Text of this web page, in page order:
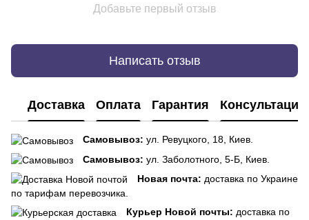
Добавьте первый отзыв
Написать отзыв
Доставка Оплата Гарантия Консультация
Самовывоз: ул. Ревуцкого, 18, Киев.
Самовывоз: ул. Заболотного, 5-Б, Киев.
Новая почта: доставка по Украине
по тарифам перевозчика.
Курьер Новой почты: доставка по